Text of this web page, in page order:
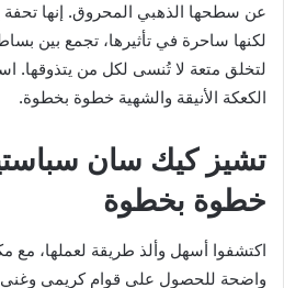
عن سطحها الذهبي المحروق. إنها تحفة
لكنها ساحرة في تأثيرها، تجمع بين
لتخلق متعة لا تُنسى لكل من يتذوقها.
الكعكة الأنيقة والشهية خطوة بخطوة.
تشيز كيك سان
خطوة بخطوة
اكتشفوا أسهل وألذ طريقة لعملها،
واضحة للحصول على قوام كريمي وغني